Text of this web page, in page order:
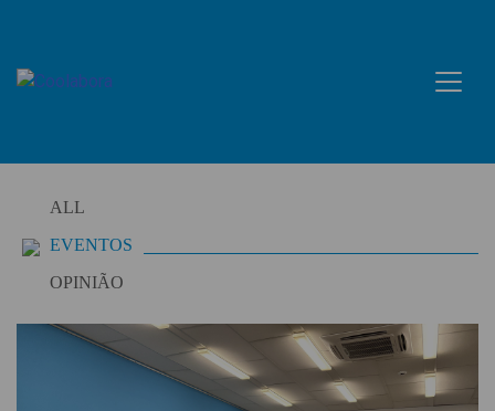
content
ALL
EVENTOS
OPINIÃO